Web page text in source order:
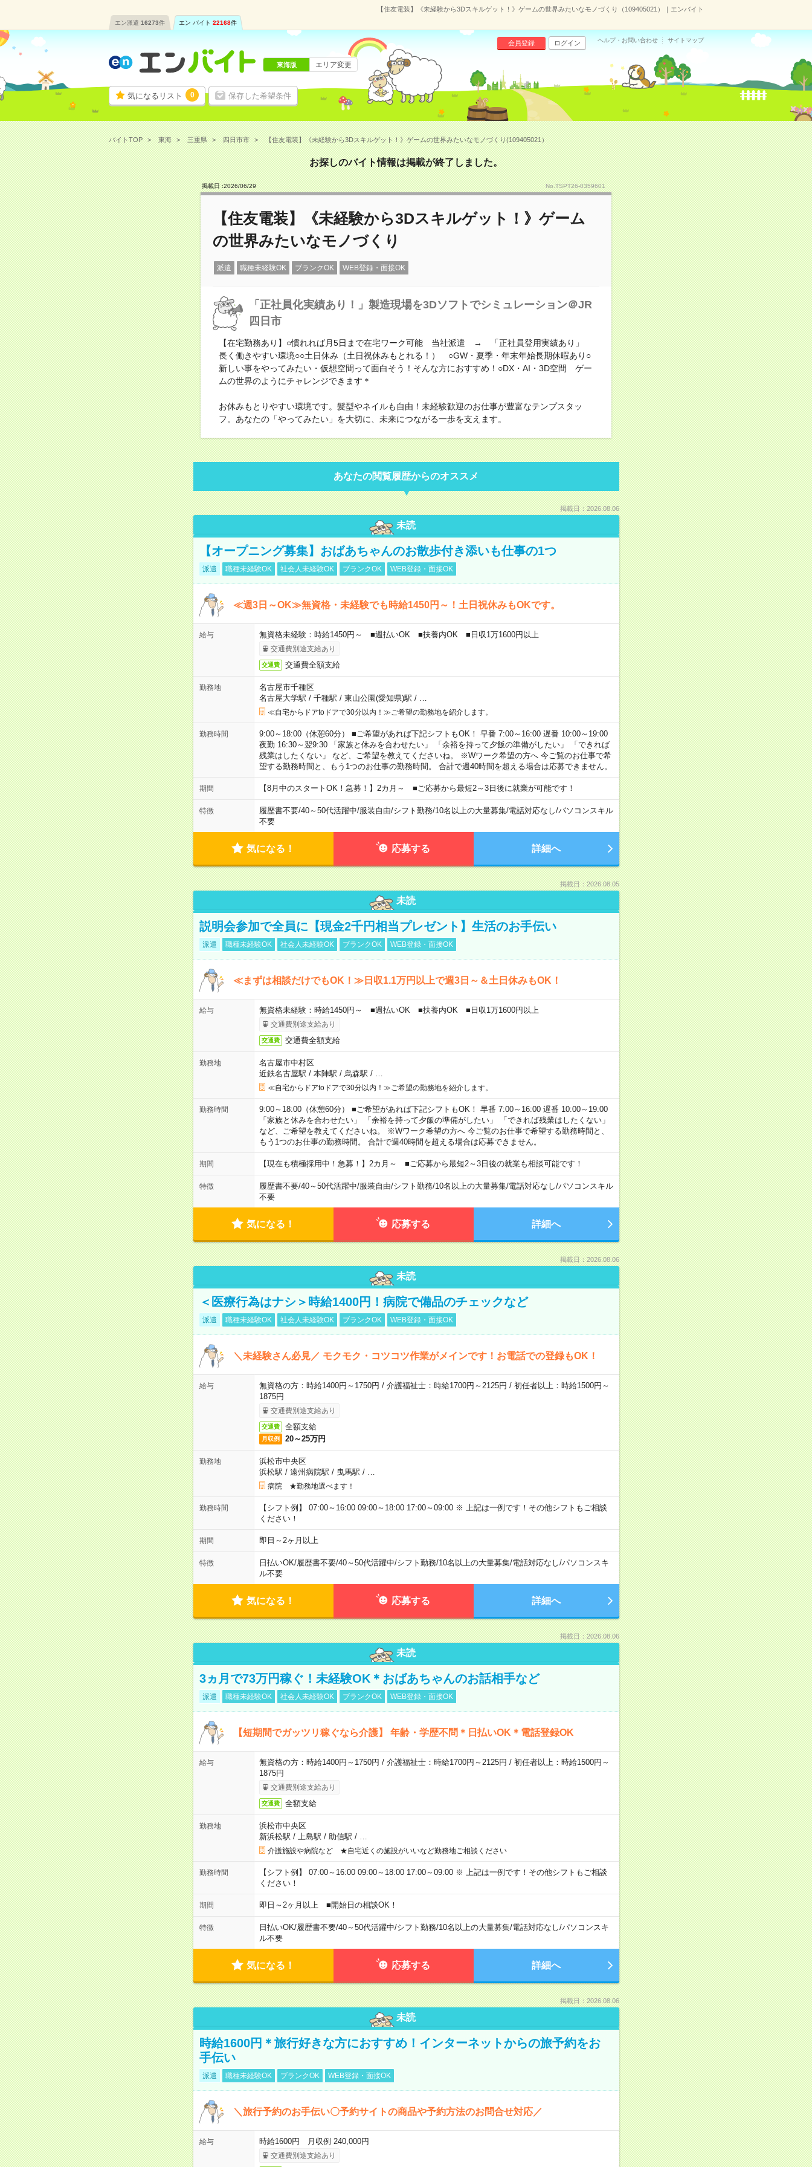
【住友電装】《未経験から3Dスキルゲット！》ゲームの世界みたいなモノづくり（109405021）｜エンバイト
エン派遣 16273件 エン バイト 22168件
気になるリスト 0 保存した希望条件
会員登録 ログイン ヘルプ・お問い合わせ サイトマップ
東海版 エリア変更
バイトTOP 東海 三重県 四日市市 【住友電装】《未経験から3Dスキルゲット！》ゲームの世界みたいなモノづくり(109405021）
お探しのバイト情報は掲載が終了しました。
掲載日 :2026/06/29 No.TSPT26-0359601
【住友電装】《未経験から3Dスキルゲット！》ゲーム
の世界みたいなモノづくり
派遣 職種未経験OK ブランクOK WEB登録・面接OK
「正社員化実績あり！」製造現場を3Dソフトでシミュレーション＠JR
四日市
【在宅勤務あり】○慣れれば月5日まで在宅ワーク可能 当社派遣 → 「正社員登用実績あり」
長く働きやすい環境○○土日休み（土日祝休みもとれる！） ○GW・夏季・年末年始長期休暇あり○
新しい事をやってみたい・仮想空間って面白そう！そんな方におすすめ！○DX・AI・3D空間 ゲー
ムの世界のようにチャレンジできます＊
お休みもとりやすい環境です。髪型やネイルも自由！未経験歓迎のお仕事が豊富なテンプスタッ
フ。あなたの「やってみたい」を大切に、未来につながる一歩を支えます。
あなたの閲覧履歴からのオススメ
掲載日：2026.08.06
未読
【オープニング募集】おばあちゃんのお散歩付き添いも仕事の1つ
派遣 職種未経験OK 社会人未経験OK ブランクOK WEB登録・面接OK
≪週3日～OK≫無資格・未経験でも時給1450円～！土日祝休みもOKです。
給与 無資格未経験：時給1450円～ ■週払いOK ■扶養内OK ■日収1万1600円以上
交通費別途支給あり
交通費 交通費全額支給
勤務地
名古屋市千種区
名古屋大学駅 / 千種駅 / 東山公園(愛知県)駅 /
≪自宅からドアtoドアで30分以内！≫ご希望の勤務地を紹介します。
勤務時間
9:00～18:00（休憩60分） ■ご希望があれば下記シフトもOK！ 早番 7:00～16:00 遅番 10:00～19:00
夜勤 16:30～翌9:30 「家族と休みを合わせたい」 「余裕を持って夕飯の準備がしたい」 「できれば
残業はしたくない」 など、ご希望を教えてくださいね。 ※Wワーク希望の方へ 今ご覧のお仕事で希
望する勤務時間と、もう1つのお仕事の勤務時間。 合計で週40時間を超える場合は応募できません。
期間 【8月中のスタートOK！急募！】2カ月～ ■ご応募から最短2～3日後に就業が可能です！
特徴 履歴書不要/40～50代活躍中/服装自由/シフト勤務/10名以上の大量募集/電話対応なし/パソコンスキル
不要
気になる！ 応募する 詳細へ
掲載日：2026.08.05
未読
説明会参加で全員に【現金2千円相当プレゼント】生活のお手伝い
派遣 職種未経験OK 社会人未経験OK ブランクOK WEB登録・面接OK
≪まずは相談だけでもOK！≫日収1.1万円以上で週3日～＆土日休みもOK！
給与 無資格未経験：時給1450円～ ■週払いOK ■扶養内OK ■日収1万1600円以上
交通費別途支給あり
交通費 交通費全額支給
勤務地
名古屋市中村区
近鉄名古屋駅 / 本陣駅 / 烏森駅 /
≪自宅からドアtoドアで30分以内！≫ご希望の勤務地を紹介します。
勤務時間
9:00～18:00（休憩60分） ■ご希望があれば下記シフトもOK！ 早番 7:00～16:00 遅番 10:00～19:00
「家族と休みを合わせたい」 「余裕を持って夕飯の準備がしたい」 「できれば残業はしたくない」
など、ご希望を教えてくださいね。 ※Wワーク希望の方へ 今ご覧のお仕事で希望する勤務時間と、
もう1つのお仕事の勤務時間。 合計で週40時間を超える場合は応募できません。
期間 【現在も積極採用中！急募！】2カ月～ ■ご応募から最短2～3日後の就業も相談可能です！
特徴 履歴書不要/40～50代活躍中/服装自由/シフト勤務/10名以上の大量募集/電話対応なし/パソコンスキル
不要
気になる！ 応募する 詳細へ
掲載日：2026.08.06
未読
＜医療行為はナシ＞時給1400円！病院で備品のチェックなど
派遣 職種未経験OK 社会人未経験OK ブランクOK WEB登録・面接OK
＼未経験さん必見／ モクモク・コツコツ作業がメインです！お電話での登録もOK！
給与
無資格の方：時給1400円～1750円 / 介護福祉士：時給1700円～2125円 / 初任者以上：時給1500円～
1875円
交通費別途支給あり
交通費 全額支給
月収例 20～25万円
勤務地
浜松市中央区
浜松駅 / 遠州病院駅 / 曳馬駅 /
病院 ★勤務地選べます！
勤務時間
【シフト例】 07:00～16:00 09:00～18:00 17:00～09:00 ※ 上記は一例です！その他シフトもご相談
ください！
期間 即日～2ヶ月以上
特徴 日払いOK/履歴書不要/40～50代活躍中/シフト勤務/10名以上の大量募集/電話対応なし/パソコンスキ
ル不要
気になる！ 応募する 詳細へ
掲載日：2026.08.06
未読
3ヵ月で73万円稼ぐ！未経験OK＊おばあちゃんのお話相手など
派遣 職種未経験OK 社会人未経験OK ブランクOK WEB登録・面接OK
【短期間でガッツリ稼ぐなら介護】 年齢・学歴不問＊日払いOK＊電話登録OK
給与
無資格の方：時給1400円～1750円 / 介護福祉士：時給1700円～2125円 / 初任者以上：時給1500円～
1875円
交通費別途支給あり
交通費 全額支給
勤務地
浜松市中央区
新浜松駅 / 上島駅 / 助信駅 /
介護施設や病院など ★自宅近くの施設がいいなど勤務地ご相談ください
勤務時間
【シフト例】 07:00～16:00 09:00～18:00 17:00～09:00 ※ 上記は一例です！その他シフトもご相談
ください！
期間 即日～2ヶ月以上 ■開始日の相談OK！
特徴 日払いOK/履歴書不要/40～50代活躍中/シフト勤務/10名以上の大量募集/電話対応なし/パソコンスキ
ル不要
気になる！ 応募する 詳細へ
掲載日：2026.08.06
未読
時給1600円＊旅行好きな方におすすめ！インターネットからの旅予約をお
手伝い
派遣 職種未経験OK ブランクOK WEB登録・面接OK
＼旅行予約のお手伝い〇予約サイトの商品や予約方法のお問合せ対応／
給与 時給1600円 月収例 240,000円
交通費別途支給あり